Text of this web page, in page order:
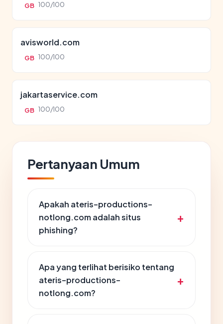
GB 100/100
avisworld.com
GB 100/100
jakartaservice.com
GB 100/100
Pertanyaan Umum
Apakah ateris-productions-
notlong.com adalah situs
phishing?
Apa yang terlihat berisiko tentang
ateris-productions-
notlong.com?